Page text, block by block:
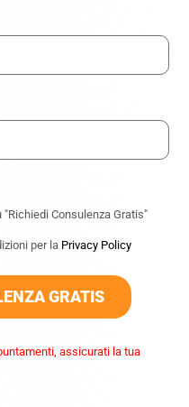
Consulenza Gratis"
per la Privacy Policy
GRATIS
assicurati la tua